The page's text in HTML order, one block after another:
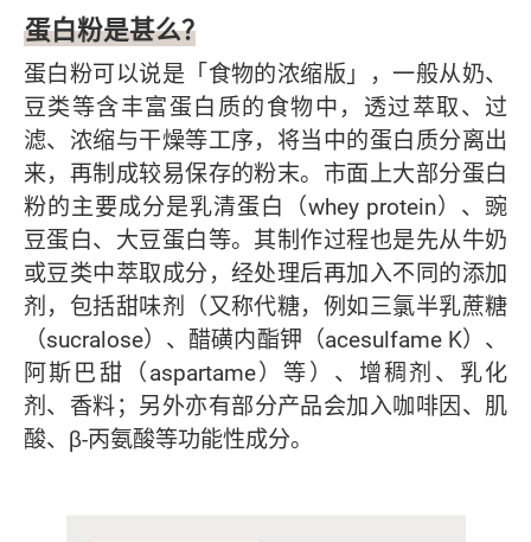
蛋白粉是甚么？
蛋白粉可以说是「食物的浓缩版」，一般从奶、
豆类等含丰富蛋白质的食物中，透过萃取、过
滤、浓缩与干燥等工序，将当中的蛋白质分离出
来，再制成较易保存的粉末。市面上大部分蛋白
粉的主要成分是乳清蛋白（whey protein）、豌
豆蛋白、大豆蛋白等。其制作过程也是先从牛奶
或豆类中萃取成分，经处理后再加入不同的添加
剂，包括甜味剂（又称代糖，例如三氯半乳蔗糖
（sucralose）、醋磺内酯钾（acesulfame K）、
阿斯巴甜（aspartame）等）、增稠剂、乳化
剂、香料；另外亦有部分产品会加入咖啡因、肌
酸、β-丙氨酸等功能性成分。